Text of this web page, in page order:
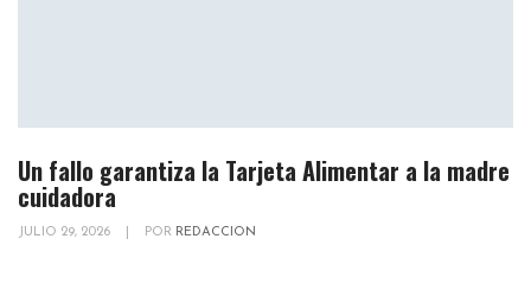
Un fallo garantiza la Tarjeta Alimentar a la madre
cuidadora
JULIO 29, 2026 POR REDACCION